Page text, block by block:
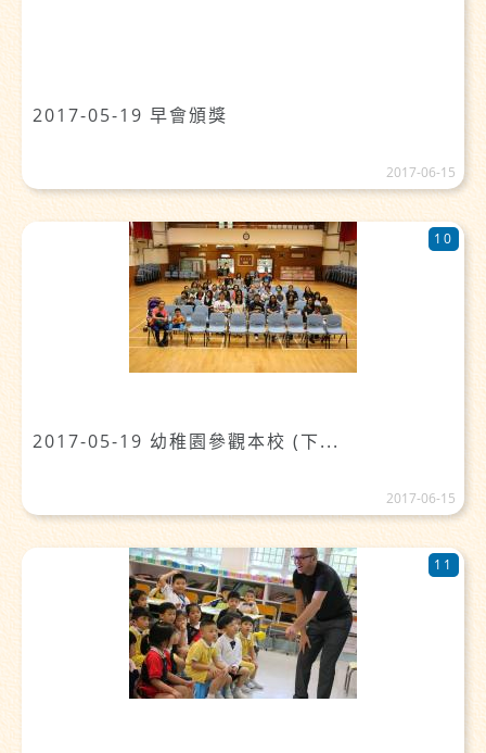
2017-05-19 早會頒獎
2017-06-15
2017-05-19 幼稚園參觀本校 (下...
10
2017-06-15
11